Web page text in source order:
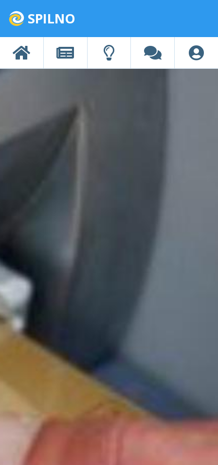
SPILNO